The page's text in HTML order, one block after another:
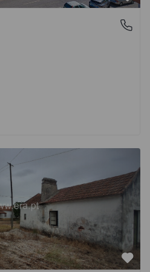
de Magos, Marinhais -